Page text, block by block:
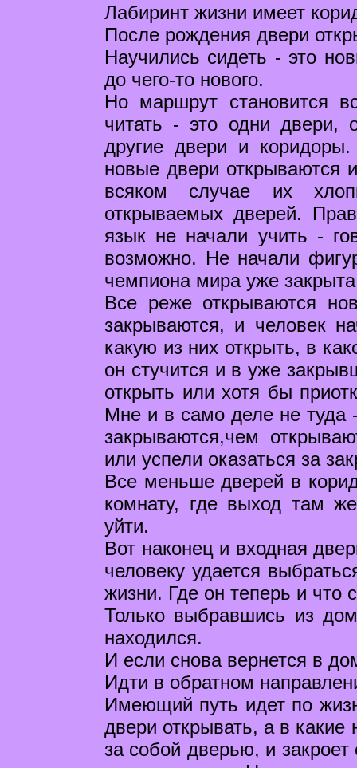
Лабиринт жизни имеет
После рождения двери
Научились сидеть - это
до чего-то нового.
Но маршрут становится
читать - это одни двери,
другие двери и
новые двери открываются
всяком случае их
открываемых дверей.
язык не начали учить -
возможно. Не начали
чемпиона мира уже
Все реже открываются
закрываются, и человек
какую из них открыть, в
он стучится и в уже
открыть или хотя бы
Мне и в само деле не туда
закрываются,чем
или успели оказаться за
Все меньше дверей в
комнату, где выход там
уйти.
Вот наконец и входная
человеку удается
жизни. Где он теперь и что
Только выбравшись из
находился.
И если снова вернется в
Идти в обратном
Имеющий путь идет по
двери открывать, а в какие
за собой дверью, и